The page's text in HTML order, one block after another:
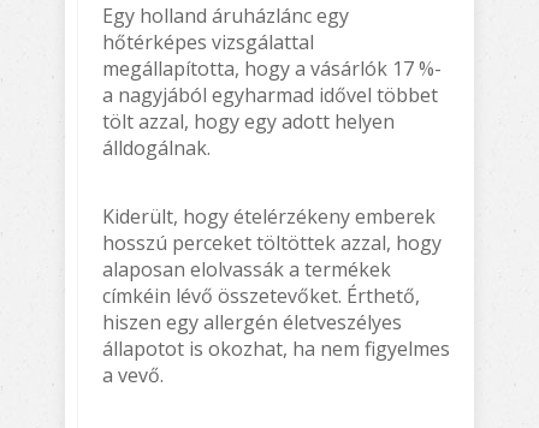
Egy holland áruházlánc egy
hőtérképes vizsgálattal
megállapította, hogy a vásárlók 17 %-
a nagyjából egyharmad idővel többet
tölt azzal, hogy egy adott helyen
álldogálnak.
Kiderült, hogy ételérzékeny emberek
hosszú perceket töltöttek azzal, hogy
alaposan elolvassák a termékek
címkéin lévő összetevőket. Érthető,
hiszen egy allergén életveszélyes
állapotot is okozhat, ha nem figyelmes
a vevő.